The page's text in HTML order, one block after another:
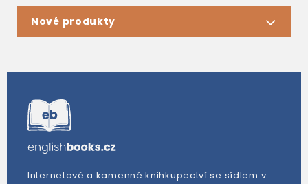
Nové produkty
Internetové a kamenné knihkupectví se sídlem v